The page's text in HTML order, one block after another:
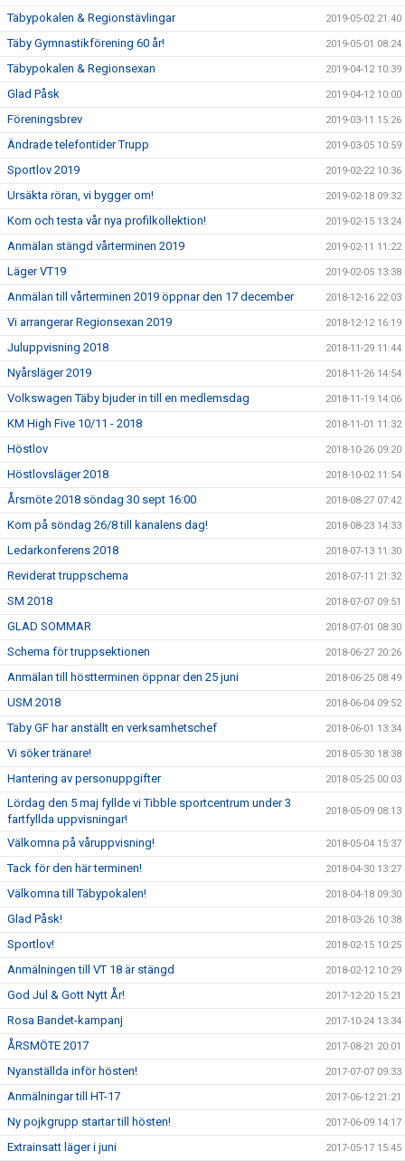
Täbypokalen & Regionstävlingar 2019-05-02 21:40
Täby Gymnastikförening 60 år! 2019-05-01 08:24
Täbypokalen & Regionsexan 2019-04-12 10:39
Glad Påsk 2019-04-12 10:00
Föreningsbrev 2019-03-11 15:26
Ändrade telefontider Trupp 2019-03-05 10:59
Sportlov 2019 2019-02-22 10:36
Ursäkta röran, vi bygger om! 2019-02-18 09:32
Kom och testa vår nya profilkollektion! 2019-02-15 13:24
Anmälan stängd vårterminen 2019 2019-02-11 11:22
Läger VT19 2019-02-05 13:38
Anmälan till vårterminen 2019 öppnar den 17 december 2018-12-16 22:03
Vi arrangerar Regionsexan 2019 2018-12-12 16:19
Juluppvisning 2018 2018-11-29 11:44
Nyårsläger 2019 2018-11-26 14:54
Volkswagen Täby bjuder in till en medlemsdag 2018-11-19 14:06
KM High Five 10/11 - 2018 2018-11-01 11:32
Höstlov 2018-10-26 09:20
Höstlovsläger 2018 2018-10-02 11:54
Årsmöte 2018 söndag 30 sept 16:00 2018-08-27 07:42
Kom på söndag 26/8 till kanalens dag! 2018-08-23 14:33
Ledarkonferens 2018 2018-07-13 11:30
Reviderat truppschema 2018-07-11 21:32
SM 2018 2018-07-07 09:51
GLAD SOMMAR 2018-07-01 08:30
Schema för truppsektionen 2018-06-27 20:26
Anmälan till höstterminen öppnar den 25 juni 2018-06-25 08:49
USM 2018 2018-06-04 09:52
Täby GF har anställt en verksamhetschef 2018-06-01 13:34
Vi söker tränare! 2018-05-30 18:38
Hantering av personuppgifter 2018-05-25 00:03
Lördag den 5 maj fyllde vi Tibble sportcentrum under 3
fartfyllda uppvisningar!
2018-05-09 08:13
Välkomna på våruppvisning! 2018-05-04 15:37
Tack för den här terminen! 2018-04-30 13:27
Välkomna till Täbypokalen! 2018-04-18 09:30
Glad Påsk! 2018-03-26 10:38
Sportlov! 2018-02-15 10:25
Anmälningen till VT 18 är stängd 2018-02-12 10:29
God Jul & Gott Nytt År! 2017-12-20 15:21
Rosa Bandet-kampanj 2017-10-24 13:34
ÅRSMÖTE 2017 2017-08-21 20:01
Nyanställda inför hösten! 2017-07-07 09:33
Anmälningar till HT-17 2017-06-12 21:21
Ny pojkgrupp startar till hösten! 2017-06-09 14:17
Extrainsatt läger i juni 2017-05-17 15:45